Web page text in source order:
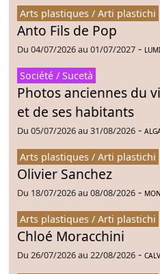
Arts plastiques / Arti plastichi
Anto Fils de Pop
Du 04/07/2026 au 01/07/2027 -
Société / Sucetà
Photos anciennes du
et de ses habitants
Du 05/07/2026 au 31/08/2026 -
Arts plastiques / Arti plastichi
Olivier Sanchez
Du 18/07/2026 au 08/08/2026 -
Arts plastiques / Arti plastichi
Chloé Moracchini
Du 26/07/2026 au 22/08/2026 -